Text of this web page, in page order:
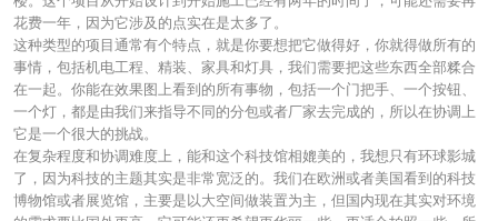
花费一年，因为它涉及的点实在是太多了。
这种类型的项目通常有个特点，就是你要想把它做得好，你就得做所有的
事情，包括机电工程、精装、家具和灯具，我们需要把这些东西全部糅合
在一起。你能在效果图上看到的所有事物，包括一个门把手、一个按钮、
一个灯，都是由我们来指导不同的分包或者厂家去完成的，所以在协调上
它是一个很大的挑战。
在复杂程度和协调难度上，能和这个科技馆相媲美的，我想只有环球影城
了，因为科技的主题其实是非常宽泛的。我们在欧洲或者美国看到的科技
博物馆或者展览馆，主要是以大空间做装置为主，但国内现在其实对环境